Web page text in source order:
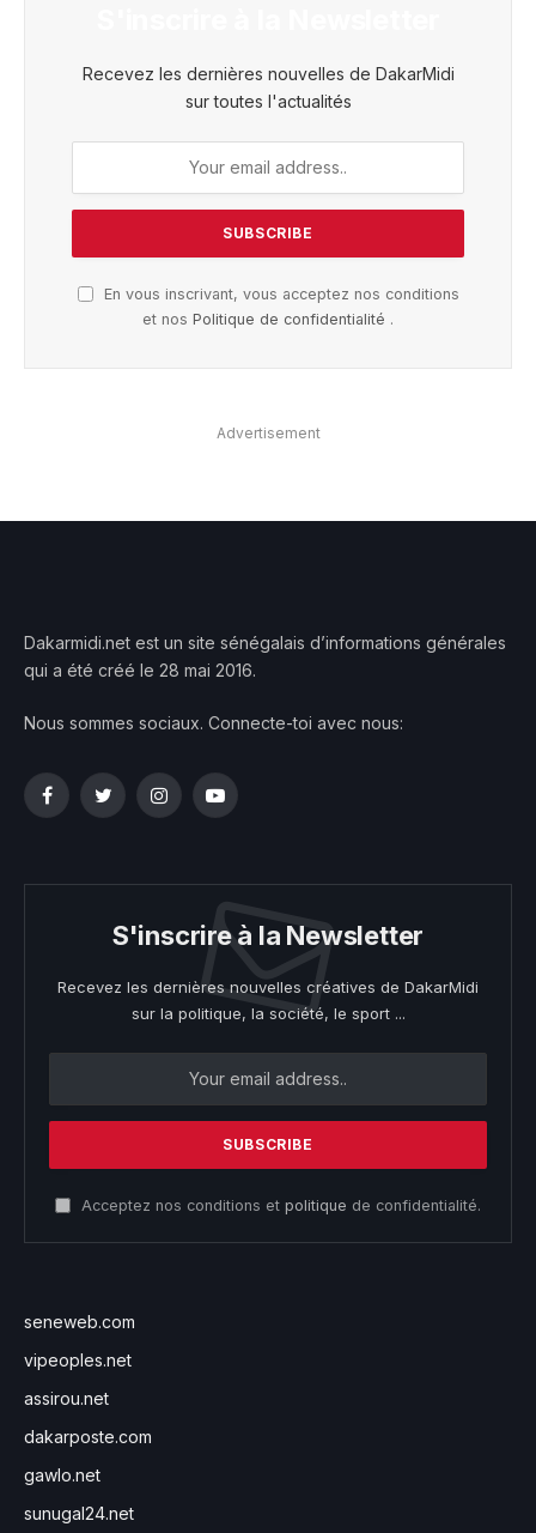
Recevez les dernières nouvelles de DakarMidi
sur toutes l'actualités
En vous inscrivant, vous acceptez nos conditions
et nos Politique de confidentialité .
Advertisement
Dakarmidi.net est un site sénégalais d’informations générales
qui a été créé le 28 mai 2016.
Nous sommes sociaux. Connecte-toi avec nous:
FacebookTwitterInstagramYouTube
S'inscrire à la Newsletter
Recevez les dernières nouvelles créatives de DakarMidi
sur la politique, la société, le sport ...
Acceptez nos conditions et politique de confidentialité.
seneweb.com
vipeoples.net
assirou.net
dakarposte.com
gawlo.net
sunugal24.net